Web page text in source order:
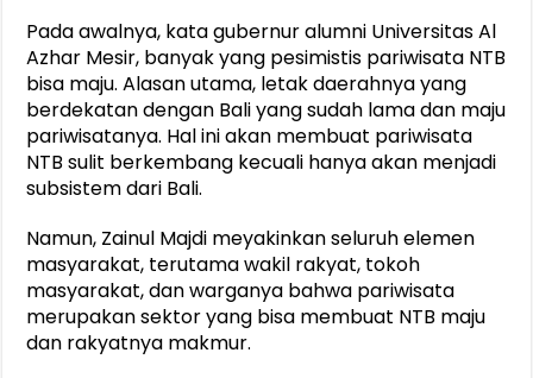
Pada awalnya, kata gubernur alumni Universitas Al
Azhar Mesir, banyak yang pesimistis pariwisata NTB
bisa maju. Alasan utama, letak daerahnya yang
berdekatan dengan Bali yang sudah lama dan maju
pariwisatanya. Hal ini akan membuat pariwisata
NTB sulit berkembang kecuali hanya akan menjadi
subsistem dari Bali.
Namun, Zainul Majdi meyakinkan seluruh elemen
masyarakat, terutama wakil rakyat, tokoh
masyarakat, dan warganya bahwa pariwisata
merupakan sektor yang bisa membuat NTB maju
dan rakyatnya makmur.